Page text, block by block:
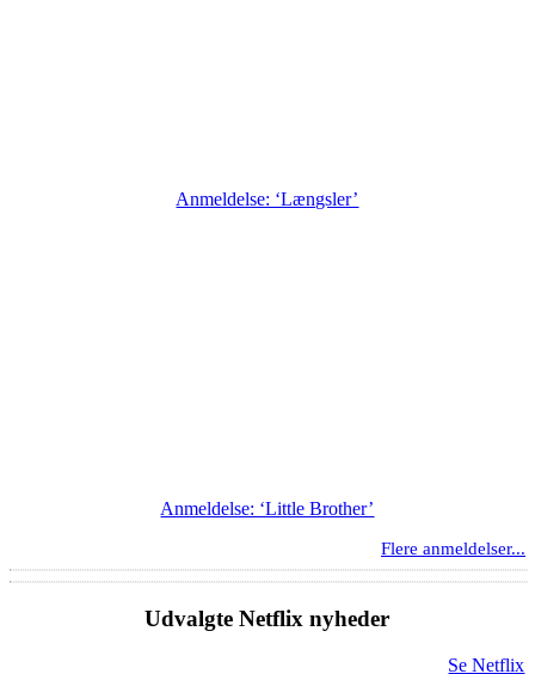
Anmeldelse: ‘Længsler’
Anmeldelse: ‘Little Brother’
Flere anmeldelser...
Udvalgte Netflix nyheder
Se Netflix